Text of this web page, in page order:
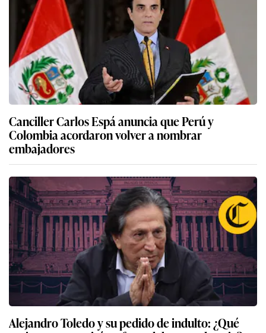
Canciller Carlos Espá anuncia que Perú y
Colombia acordaron volver a nombrar
embajadores
Alejandro Toledo y su pedido de indulto: ¿Qué